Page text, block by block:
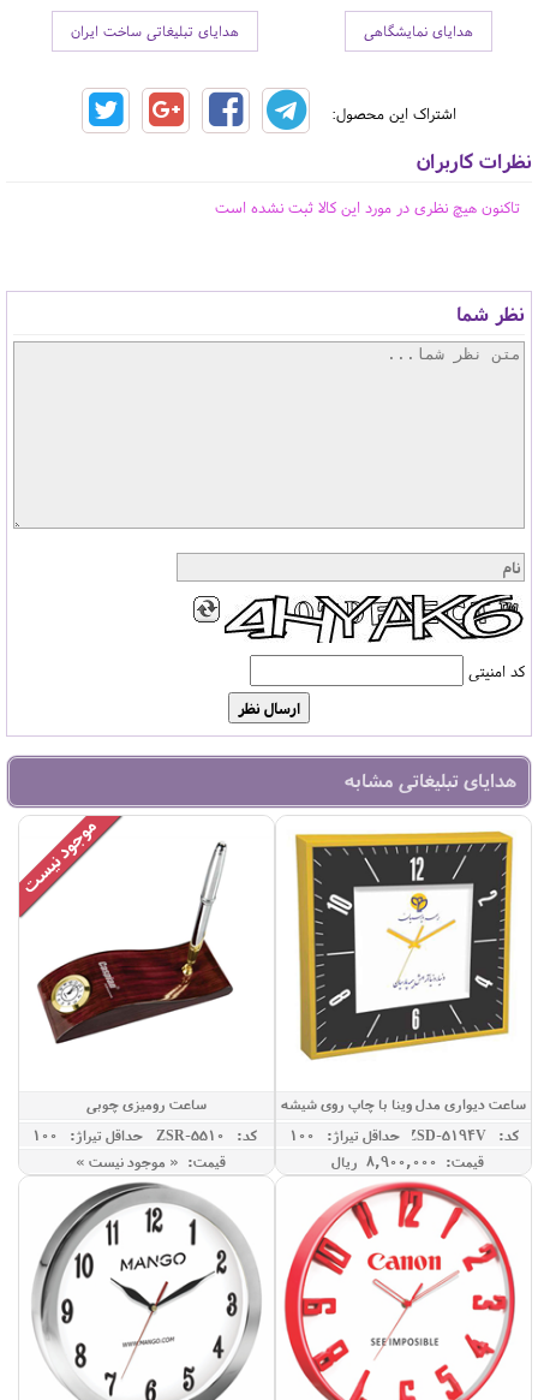
هدایای نمایشگاهی هدایای تبلیغاتی ساخت ایران
اشتراک این محصول:
نظرات کاربران
تاکنون هیچ نظری در مورد این کالا ثبت نشده است
نظر شما
کد امنیتی
هدایای تبلیغاتی مشابه
ساعت دیواری مدل وینا با چاپ روی شیشه
کد: ZSD-5194V
حداقل تيراژ: 100
قیمت: 8,900,000 ريال
ساعت رومیزی چوبی
کد: ZSR-5510
حداقل تيراژ: 100
قیمت: « موجود نیست »